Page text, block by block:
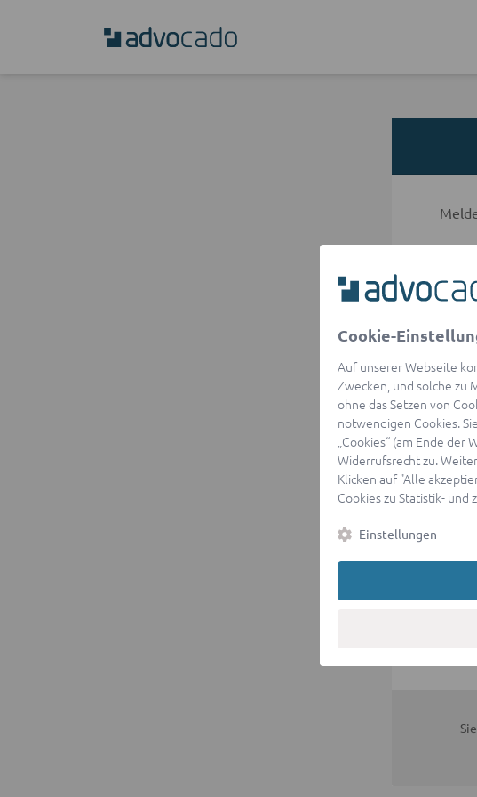
E-
Cookie-
Auf unserer Webseite
Zwecken, und solche zu
ohne das Setzen von
notwendigen Cookies.
„Cookies“ (am Ende
Widerrufsrecht zu.
Klicken auf "Alle
Cookies zu Statistik- und
Einstellungen